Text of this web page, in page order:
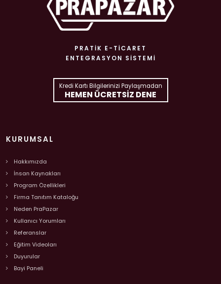
PRATIK E-TICARET
ENTEGRASYON SISTEMI
Kredi Kartı Bilgilerinizi Paylaşmadan
HEMEN ÜCRETSIZ DENE
KURUMSAL
Hakkımızda
İnsan Kaynakları
Program Özellikleri
Firma Tanıtım Kataloğu
Neden PraPazar
Kullanıcı Yorumları
Referanslar
Eğitim Videoları
Duyurular
Bayi Paneli